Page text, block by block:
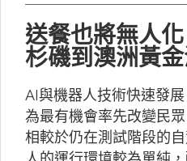
送餐也將無人
杉磯到澳洲黃
AI與機器人技術快速發
為最有機會率先改變民
相較於仍在測試階段的